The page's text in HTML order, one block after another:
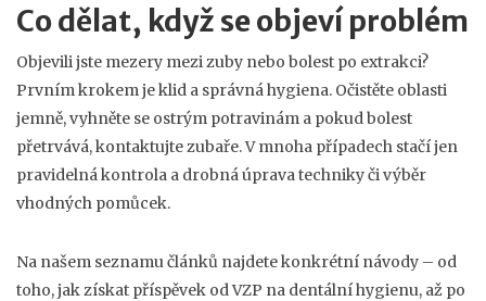
Co dělat, když se objeví problém
Objevili jste mezery mezi zuby nebo bolest po extrakci?
Prvním krokem je klid a správná hygiena. Očistěte oblasti
jemně, vyhněte se ostrým potravinám a pokud bolest
přetrvává, kontaktujte zubaře. V mnoha případech stačí jen
pravidelná kontrola a drobná úprava techniky či výběr
vhodných pomůcek.
Na našem seznamu článků najdete konkrétní návody – od
toho, jak získat příspěvek od VZP na dentální hygienu, až po